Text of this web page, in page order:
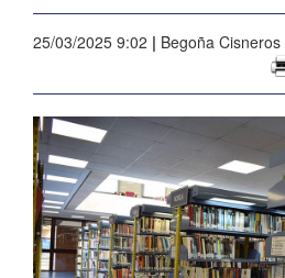
25/03/2025 9:02 | Begoña Cisneros